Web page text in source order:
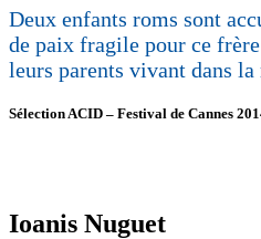
Deux enfants roms sont
de paix fragile pour ce
leurs parents vivant dans
Sélection ACID – Festival de Cannes
Ioanis Nuguet